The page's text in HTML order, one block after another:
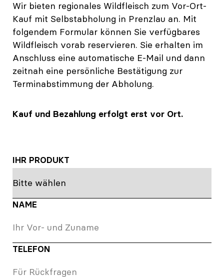
Wir bieten regionales Wildfleisch zum Vor-Ort-
Kauf mit Selbstabholung in Prenzlau an. Mit
folgendem Formular können Sie verfügbares
Wildfleisch vorab reservieren. Sie erhalten im
Anschluss eine automatische E-Mail und dann
zeitnah eine persönliche Bestätigung zur
Terminabstimmung der Abholung.
Kauf und Bezahlung erfolgt erst vor Ort.
IHR PRODUKT
NAME
TELEFON